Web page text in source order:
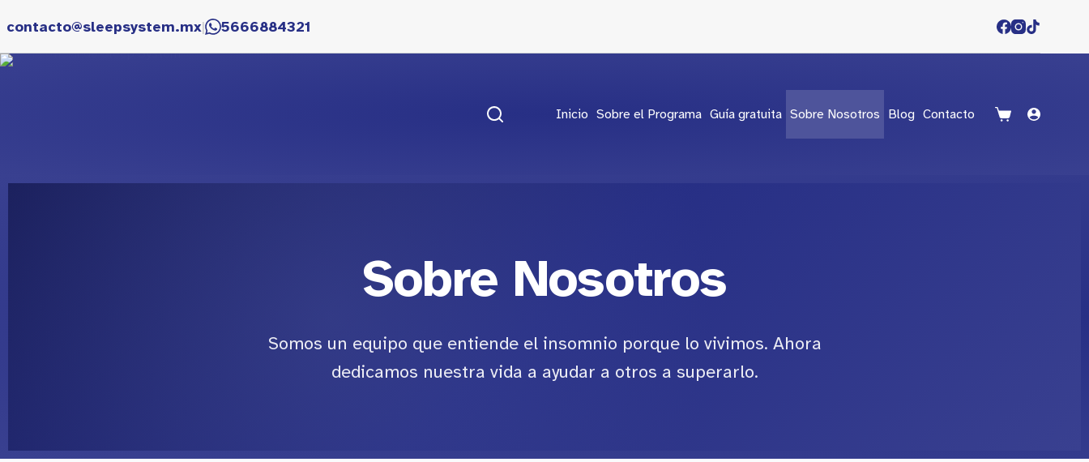
contacto@sleepsystem.mx| 5666884321
Inicio Sobre el Programa Guía gratuita Sobre Nosotros Blog Contacto
Sobre Nosotros
Somos un equipo que entiende el insomnio porque lo vivimos. Ahora
dedicamos nuestra vida a ayudar a otros a superarlo.